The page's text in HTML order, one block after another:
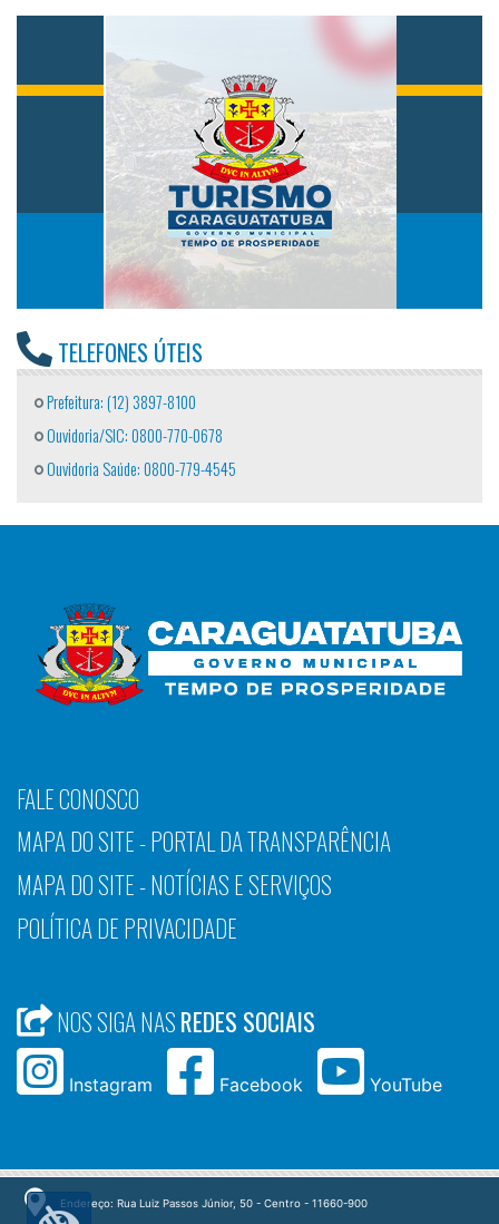
TELEFONES ÚTEIS
Prefeitura: (12) 3897-8100
Ouvidoria/SIC: 0800-770-0678
Ouvidoria Saúde: 0800-779-4545
FALE CONOSCO
MAPA DO SITE - PORTAL DA TRANSPARÊNCIA
MAPA DO SITE - NOTÍCIAS E SERVIÇOS
POLÍTICA DE PRIVACIDADE
NOS SIGA NASREDES SOCIAIS
Instagram Facebook YouTube
Endereço: Rua Luiz Passos Júnior, 50 - Centro - 11660-900